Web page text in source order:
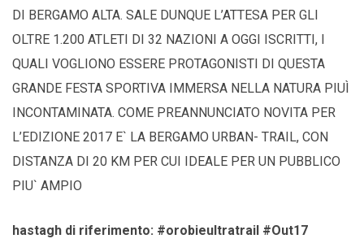
DI BERGAMO ALTA. SALE DUNQUE L’ATTESA PER GLI
OLTRE 1.200 ATLETI DI 32 NAZIONI A OGGI ISCRITTI, I
QUALI VOGLIONO ESSERE PROTAGONISTI DI QUESTA
GRANDE FESTA SPORTIVA IMMERSA NELLA NATURA PIUÌ
INCONTAMINATA. COME PREANNUNCIATO NOVITA PER
L’EDIZIONE 2017 E` LA BERGAMO URBAN- TRAIL, CON
DISTANZA DI 20 KM PER CUI IDEALE PER UN PUBBLICO
PIU` AMPIO
hastagh di riferimento: #orobieultratrail #Out17